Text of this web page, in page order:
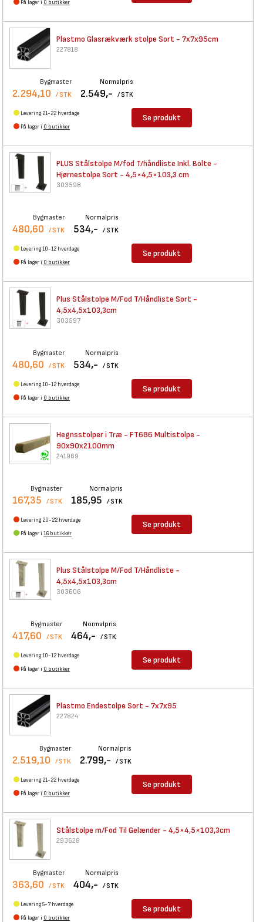
På lager i 0 butikker
Plastmo Glasrækværk stolpe Sort - 7x7x95cm
227818
Bygmaster
2.294,10 / STK
Normalpris
2.549,- / STK
Levering 21-22 hverdage
På lager i 0 butikker
Se produkt
PLUS Stålstolpe M/fod T/håndliste Inkl. Bolte -
Hjørnestolpe Sort - 4,5×4,5×103,3 cm
303598
Bygmaster
480,60 / STK
Normalpris
534,- / STK
Levering 10-12 hverdage
På lager i 0 butikker
Se produkt
Plus Stålstolpe M/Fod T/Håndliste Sort -
4,5x4,5x103,3cm
303597
Bygmaster
480,60 / STK
Normalpris
534,- / STK
Levering 10-12 hverdage
På lager i 0 butikker
Se produkt
Hegnsstolper i Træ - FT686 Multistolpe -
90x90x2100mm
241969
Bygmaster
167,35 / STK
Normalpris
185,95 / STK
Levering 20-22 hverdage
På lager i 16 butikker
Se produkt
Plus Stålstolpe M/Fod T/Håndliste -
4,5x4,5x103,3cm
303606
Bygmaster
417,60 / STK
Normalpris
464,- / STK
Levering 10-12 hverdage
På lager i 0 butikker
Se produkt
Plastmo Endestolpe Sort - 7x7x95
227824
Bygmaster
2.519,10 / STK
Normalpris
2.799,- / STK
Levering 21-22 hverdage
På lager i 0 butikker
Se produkt
Stålstolpe m/Fod Til Gelænder - 4,5×4,5×103,3cm
293628
Bygmaster
363,60 / STK
Normalpris
404,- / STK
Levering 5-7 hverdage
På lager i 0 butikker
Se produkt